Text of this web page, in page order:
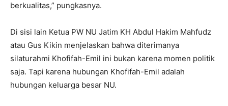
berkualitas,” pungkasnya.
Di sisi lain Ketua PW NU Jatim KH Abdul Hakim Mahfudz
atau Gus Kikin menjelaskan bahwa diterimanya
silaturahmi Khofifah-Emil ini bukan karena momen politik
saja. Tapi karena hubungan Khofifah-Emil adalah
hubungan keluarga besar NU.